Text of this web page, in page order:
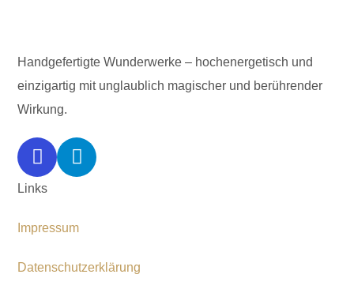
Handgefertigte Wunderwerke – hochenergetisch und
einzigartig mit unglaublich magischer und berührender
Wirkung.
Links
Impressum
Datenschutzerklärung